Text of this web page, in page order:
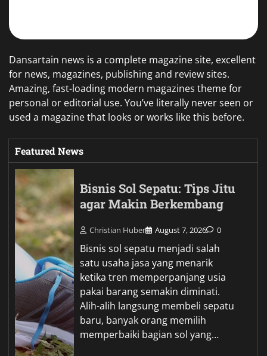
Dansartain news is a complete magazine site, excellent
for news, magazines, publishing and review sites.
Amazing, fast-loading modern magazines theme for
personal or editorial use. You’ve literally never seen or
used a magazine that looks or works like this before.
Featured News
Bisnis Sol Sepatu: Tips Jitu
agar Makin Berkembang
Christian Huber August 7, 2026 0
Bisnis sol sepatu menjadi salah
satu usaha jasa yang menarik
ketika tren memperpanjang usia
pakai barang semakin diminati.
Alih-alih langsung membeli sepatu
baru, banyak orang memilih
memperbaiki bagian sol yang…